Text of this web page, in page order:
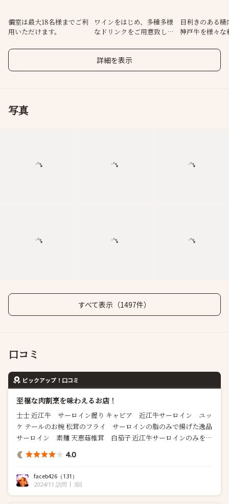
個室は最大18名様までご利
用いただけます。
ワインをはじめ、多種多様
なドリンクをご用意致して
目利きのある
神戸牛を様々な
詳細を表示
写真
すべて表示（1497件）
口コミ
ピックアップ！口コミ
至福な肉割烹を味わえるお店！
士士 近江牛 サーロイン握り キャビア 近江牛サーロイン ユッ
ケ テールのお椀 松茸のフライ サーロインの脂のみで揚げた逸品
サーロイン 素麺 天恵菇椎茸 白茄子 近江牛サーロインのみを使
用 ハンバーグ 万願寺唐辛子すり流し 黒毛和牛タン 炭火焼き
4.0
faceb426 （131）
2024/11 訪問
3回